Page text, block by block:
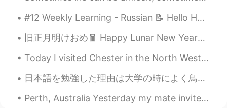
うまそ！^ ^
Shingo
JP EN
今日は最後のお休み日で、ちょっと悲
しい感じ
がありま
す。
今日はお休みの最後の日で、ちょっと
#12 Weekly Learning - Russian 📝 Hello HT friends 😄, Welcome to my weekly learning of 🇰🇷🇯🇵🇷🇺 ❓Q...
旧正月明けおめ🧧 Happy Lunar New Year🎊 太陰暦の元日です。太陽ではない月の満ち欠けの周期を基にした暦。だから英語でLunar New Yearと呼ばれています🌙 Lun...
Today I visited Chester in the North West UK, the architecture is absolutely beautiful 😍 this tra...
日本語を勉強した理由は大学の時によく鳥取区に行って、空手の練習した！ The reason I learned Japanese is because while I was at unive...
Perth, Australia Yesterday my mate invited us over to cook us BBQ and watch TV. The whole time...